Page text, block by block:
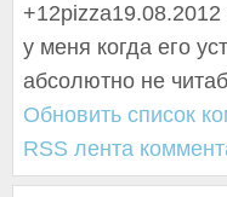
+12pizza19.08.2012
у меня когда его
абсолютно не
Обновить список
RSS лента